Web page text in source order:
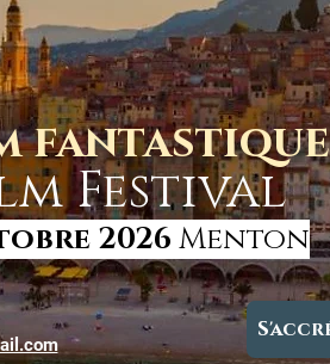
Festival
2026 Menton